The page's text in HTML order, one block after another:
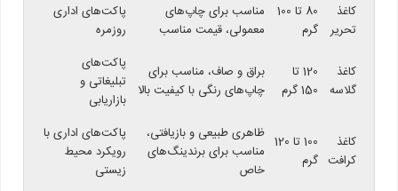
کاغذ
تحریر
80 تا 100
گرم
مناسب برای چاپ‌های
معمولی، قیمت مناسب
پاکت‌های اداری
روزمره
کاغذ
گلاسه
120 تا
150 گرم
براق و صاف، مناسب برای
چاپ‌های رنگی با کیفیت بالا
پاکت‌های
تبلیغاتی و
بازاریابی
کاغذ
کرافت
100 تا 120
گرم
ظاهری طبیعی و بازیافتی،
مناسب برای برندینگ‌های
خاص
پاکت‌های اداری با
رویکرد محیط
زیستی